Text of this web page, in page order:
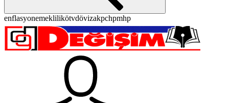
enflasyonemeklilikötvdövizakpchpmhp